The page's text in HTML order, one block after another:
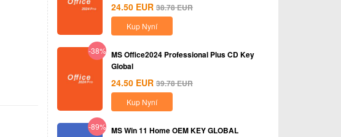
24.50 EUR 38.78EUR
Kup Nyní
-38% MS Office2024 Professional Plus CD Key
Global
24.50 EUR 39.78EUR
Kup Nyní
-89% MS Win 11 Home OEM KEY GLOBAL